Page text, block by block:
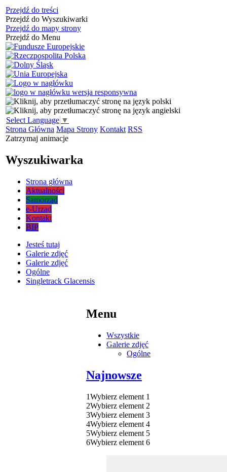
Przejdź do treści
Przejdź do Wyszukiwarki
Przejdź do mapy strony
Przejdź do Menu
Select Language ▼
Strona Główna Mapa Strony Kontakt RSS
Zatrzymaj animacje
Wyszukiwarka
Strona główna
Aktualności
Samorząd
e-Urząd
Kontakt
BIP
Jesteś tutaj
Galerie zdjęć
Galerie zdjęć
Ogólne
Singletrack Glacensis
Menu
Wszystkie
Galerie zdjęć
Ogólne
Najnowsze
1Wybierz element 1
2Wybierz element 2
3Wybierz element 3
4Wybierz element 4
5Wybierz element 5
6Wybierz element 6